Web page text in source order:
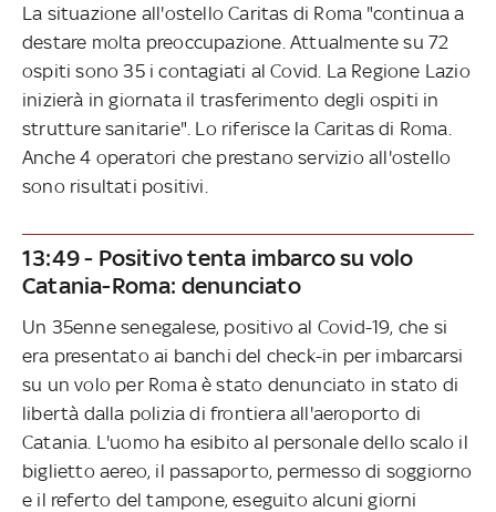
La situazione all'ostello Caritas di Roma "continua a
destare molta preoccupazione. Attualmente su 72
ospiti sono 35 i contagiati al Covid. La Regione Lazio
inizierà in giornata il trasferimento degli ospiti in
strutture sanitarie". Lo riferisce la Caritas di Roma.
Anche 4 operatori che prestano servizio all'ostello
sono risultati positivi.
13:49 - Positivo tenta imbarco su volo
Catania-Roma: denunciato
Un 35enne senegalese, positivo al Covid-19, che si
era presentato ai banchi del check-in per imbarcarsi
su un volo per Roma è stato denunciato in stato di
libertà dalla polizia di frontiera all'aeroporto di
Catania. L'uomo ha esibito al personale dello scalo il
biglietto aereo, il passaporto, permesso di soggiorno
e il referto del tampone, eseguito alcuni giorni